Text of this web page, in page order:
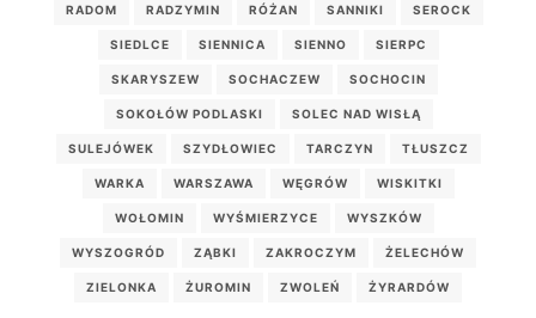
RADOM RADZYMIN RÓŻAN SANNIKI SEROCK
SIEDLCE SIENNICA SIENNO SIERPC
SKARYSZEW SOCHACZEW SOCHOCIN
SOKOŁÓW PODLASKI SOLEC NAD WISŁĄ
SULEJÓWEK SZYDŁOWIEC TARCZYN TŁUSZCZ
WARKA WARSZAWA WĘGRÓW WISKITKI
WOŁOMIN WYŚMIERZYCE WYSZKÓW
WYSZOGRÓD ZĄBKI ZAKROCZYM ŻELECHÓW
ZIELONKA ŻUROMIN ZWOLEŃ ŻYRARDÓW